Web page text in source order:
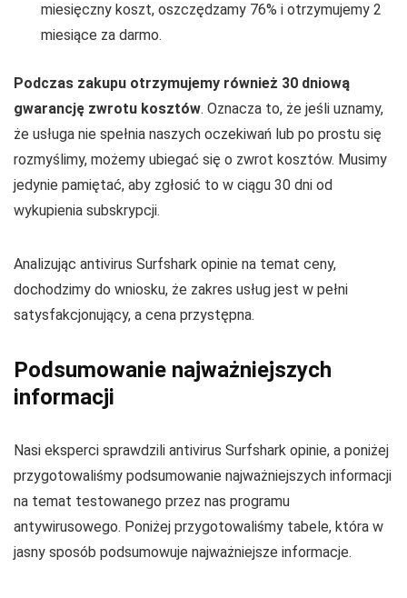
miesięczny koszt, oszczędzamy 76% i otrzymujemy 2
miesiące za darmo.
Podczas zakupu otrzymujemy również 30 dniową
gwarancję zwrotu kosztów. Oznacza to, że jeśli uznamy,
że usługa nie spełnia naszych oczekiwań lub po prostu się
rozmyślimy, możemy ubiegać się o zwrot kosztów. Musimy
jedynie pamiętać, aby zgłosić to w ciągu 30 dni od
wykupienia subskrypcji.
Analizując antivirus Surfshark opinie na temat ceny,
dochodzimy do wniosku, że zakres usług jest w pełni
satysfakcjonujący, a cena przystępna.
Podsumowanie najważniejszych
informacji
Nasi eksperci sprawdzili antivirus Surfshark opinie, a poniżej
przygotowaliśmy podsumowanie najważniejszych informacji
na temat testowanego przez nas programu
antywirusowego. Poniżej przygotowaliśmy tabele, która w
jasny sposób podsumowuje najważniejsze informacje.